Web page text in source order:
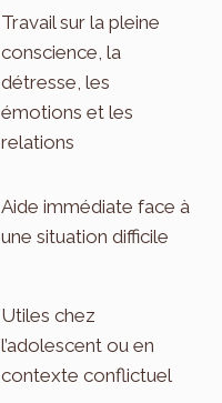
Travail sur la pleine
conscience, la
détresse, les
émotions et les
relations
Aide immédiate face à
une situation difficile
Utiles chez
l’adolescent ou en
contexte conflictuel